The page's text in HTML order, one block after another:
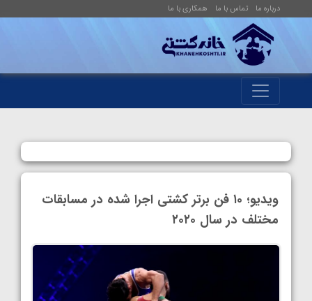
درباره ما تماس با ما همکاری با ما
ویدیو؛ ۱۰ فن برتر کشتی اجرا شده در مسابقات
مختلف در سال ۲۰۲۰